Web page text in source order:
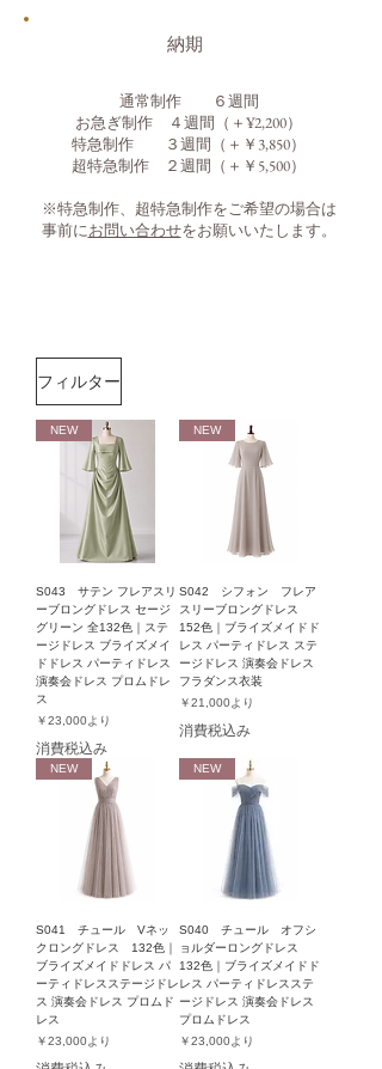
​納期
通常制作 ６週間
お急ぎ制作 ４週間（＋¥2,200）
​特急制作 ３週間（＋￥3,850）
超特急制作 ２週間（＋￥5,500）
※特急制作、超特急制作をご希望の場合は
事前にお問い合わせをお願いいたします。
フィルター
NEW
S043 サテン フレアスリ
ーブロングドレス セージ
グリーン 全132色｜ステ
ージドレス ブライズメイ
ドドレス パーティドレス
演奏会ドレス プロムドレ
ス
￥23,000より
セール価格
消費税込み
NEW
S042 シフォン フレア
スリーブロングドレス
152色｜ブライズメイドド
レス パーティドレス ステ
ージドレス 演奏会ドレス
フラダンス衣装
￥21,000より
セール価格
消費税込み
NEW
S041 チュール Vネッ
クロングドレス 132色｜
ブライズメイドドレス パ
ーティドレスステージドレ
ス 演奏会ドレス プロムド
レス
￥23,000より
セール価格
NEW
S040 チュール オフシ
ョルダーロングドレス
132色｜ブライズメイドド
レス パーティドレスステ
ージドレス 演奏会ドレス
プロムドレス
￥23,000より
セール価格